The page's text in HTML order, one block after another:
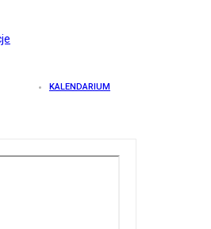
KALENDARIUM